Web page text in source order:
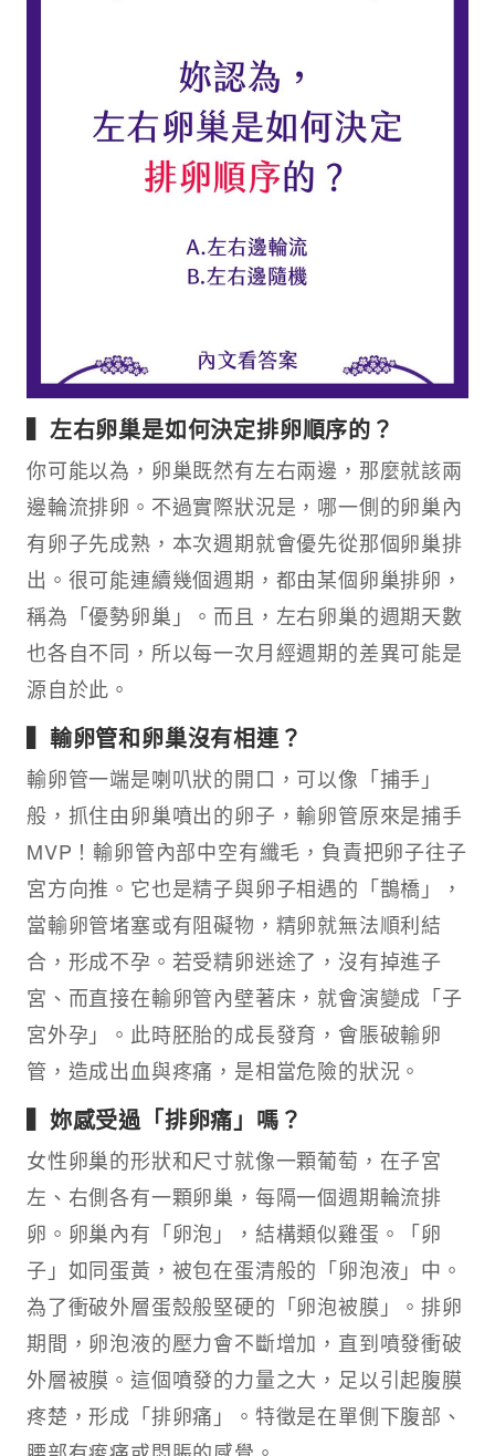
▍左右卵巢是如何決定排卵順序的？
你可能以為，卵巢既然有左右兩邊，那麼就該兩
邊輪流排卵。不過實際狀況是，哪一側的卵巢內
有卵子先成熟，本次週期就會優先從那個卵巢排
出。很可能連續幾個週期，都由某個卵巢排卵，
稱為「優勢卵巢」。而且，左右卵巢的週期天數
也各自不同，所以每一次月經週期的差異可能是
源自於此。
▍輸卵管和卵巢沒有相連？
輸卵管一端是喇叭狀的開口，可以像「捕手」
般，抓住由卵巢噴出的卵子，輸卵管原來是捕手
MVP！輸卵管內部中空有纖毛，負責把卵子往子
宮方向推。它也是精子與卵子相遇的「鵲橋」，
當輸卵管堵塞或有阻礙物，精卵就無法順利結
合，形成不孕。若受精卵迷途了，沒有掉進子
宮、而直接在輸卵管內壁著床，就會演變成「子
宮外孕」。此時胚胎的成長發育，會脹破輸卵
管，造成出血與疼痛，是相當危險的狀況。
▍妳感受過「排卵痛」嗎？
女性卵巢的形狀和尺寸就像一顆葡萄，在子宮
左、右側各有一顆卵巢，每隔一個週期輪流排
卵。卵巢內有「卵泡」，結構類似雞蛋。「卵
子」如同蛋黃，被包在蛋清般的「卵泡液」中。
為了衝破外層蛋殼般堅硬的「卵泡被膜」。排卵
期間，卵泡液的壓力會不斷增加，直到噴發衝破
外層被膜。這個噴發的力量之大，足以引起腹膜
疼楚，形成「排卵痛」。特徵是在單側下腹部、